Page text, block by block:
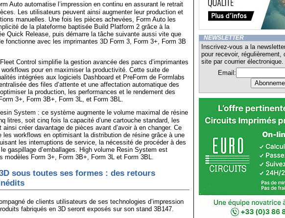
Auto automatise l’impression en continu en assurant le retrait
Les utilisateurs peuvent ainsi augmenter leur production et
manuelles. Une fois les pièces achevées, Form Auto les
de la plateforme baptisée Build Platform 2 grâce à la
Quick Release, puis démarre la tâche suivante aussi vite que
fonctionne avec les imprimantes 3D Form 3, Form 3+, Form 3B
Control simplifie la gestion avancée des parcs d’imprimantes
pour en maximiser la productivité. Cette suite de
intégrées aux logiciels Dashboard et PreForm de Formlabs
des files d’attente et une affectation automatique des
la production, les performances et le rendement des
3+, Form 3B+, Form 3L, et Form 3BL.
System : ce système augmente le volume maximal de résine
litres, soit cinq fois la capacité d’une cartouche standard, les
créer davantage de pièces avant d’avoir à en changer. Ce
les workflows en optimisant la distribution de résine grâce à une
les interruptions de service, la nécessité de procéder à des
gaspillage d’emballages. High volume Resin System est
modèles Form 3+, Form 3B+, Form 3L et Form 3BL.
sous toutes ses formes : des retours
de clients utilisateurs de ses technologies d’impression
fabriqués en 3D seront exposés sur son stand 3B147.
NEWSLETTER
Inscrivez-vous a la
pour recevoir, régulièrement,
site par courrier électronique.
Email: